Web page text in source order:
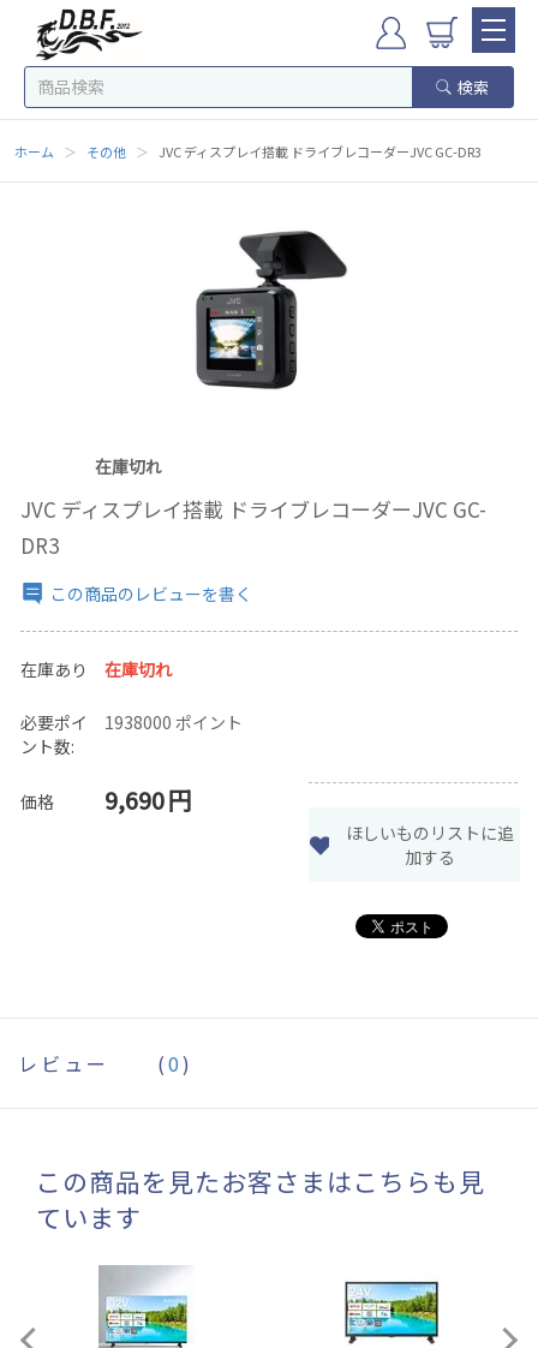
検索
ホーム ＞ その他 ＞ JVC ディスプレイ搭載 ドライブレコーダーJVC GC-DR3
在庫切れ
JVC ディスプレイ搭載 ドライブレコーダーJVC GC-
DR3
この商品のレビューを書く
在庫あり 在庫切れ
必要ポイ
ント数:
1938000 ポイント
価格 9,690円
ほしいものリストに追
加する
レビュー (0)
この商品を見たお客さまはこちらも見
ています